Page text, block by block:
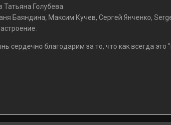
Голубева
Баяндина, Максим Кучев, Сергей Янченко,
сердечно благодарим за то, что как всегда